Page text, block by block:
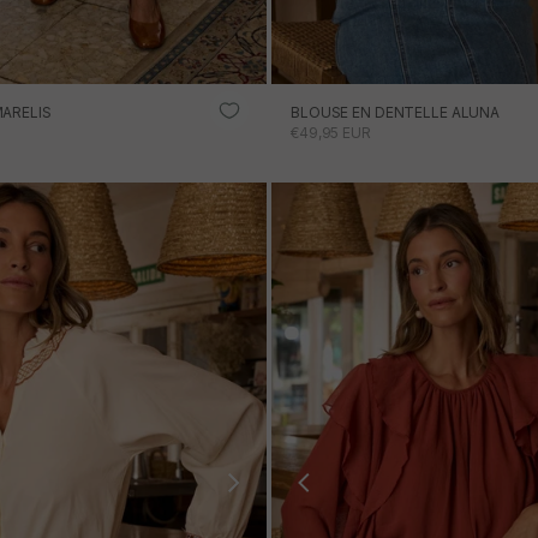
BLOUSE EN DENTELLE ALUNA
PRIX PROMOTIONNEL
€49,95 EUR